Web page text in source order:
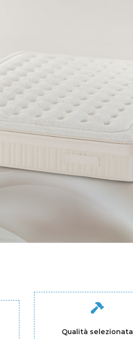
Qualità selezionata